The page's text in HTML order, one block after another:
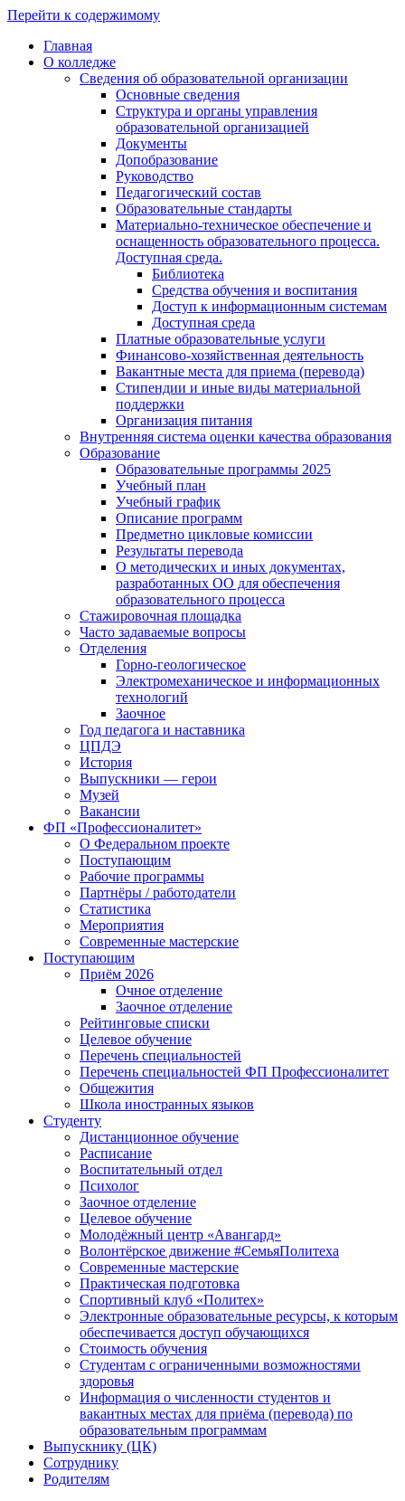
Перейти к содержимому
Главная
О колледже
Сведения об образовательной организации
Основные сведения
Структура и органы управления
образовательной организацией
Документы
Допобразование
Руководство
Педагогический состав
Образовательные стандарты
Материально-техническое обеспечение и
оснащенность образовательного процесса.
Доступная среда.
Библиотека
Средства обучения и воспитания
Доступ к информационным системам
Доступная среда
Платные образовательные услуги
Финансово-хозяйственная деятельность
Вакантные места для приема (перевода)
Стипендии и иные виды материальной
поддержки
Организация питания
Внутренняя система оценки качества образования
Образование
Образовательные программы 2025
Учебный план
Учебный график
Описание программ
Предметно цикловые комиссии
Результаты перевода
О методических и иных документах,
разработанных ОО для обеспечения
образовательного процесса
Стажировочная площадка
Часто задаваемые вопросы
Отделения
Горно-геологическое
Электромеханическое и информационных
технологий
Заочное
Год педагога и наставника
ЦПДЭ
История
Выпускники — герои
Музей
Вакансии
ФП «Профессионалитет»
О Федеральном проекте
Поступающим
Рабочие программы
Партнёры / работодатели
Статистика
Мероприятия
Современные мастерские
Поступающим
Приём 2026
Очное отделение
Заочное отделение
Рейтинговые списки
Целевое обучение
Перечень специальностей
Перечень специальностей ФП Профессионалитет
Общежития
Школа иностранных языков
Студенту
Дистанционное обучение
Расписание
Воспитательный отдел
Психолог
Заочное отделение
Целевое обучение
Молодёжный центр «Авангард»
Волонтёрское движение #СемьяПолитеха
Современные мастерские
Практическая подготовка
Спортивный клуб «Политех»
Электронные образовательные ресурсы, к которым
обеспечивается доступ обучающихся
Стоимость обучения
Студентам с ограниченными возможностями
здоровья
Информация о численности студентов и
вакантных местах для приёма (перевода) по
образовательным программам
Выпускнику (ЦК)
Сотруднику
Родителям